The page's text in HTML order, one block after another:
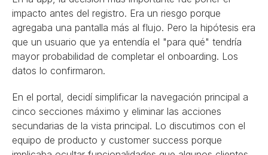
impacto antes del registro. Era un riesgo porque
agregaba una pantalla más al flujo. Pero la hipótesis era
que un usuario que ya entendía el "para qué" tendría
mayor probabilidad de completar el onboarding. Los
datos lo confirmaron.
En el portal, decidí simplificar la navegación principal a
cinco secciones máximo y eliminar las acciones
secundarias de la vista principal. Lo discutimos con el
equipo de producto y customer success porque